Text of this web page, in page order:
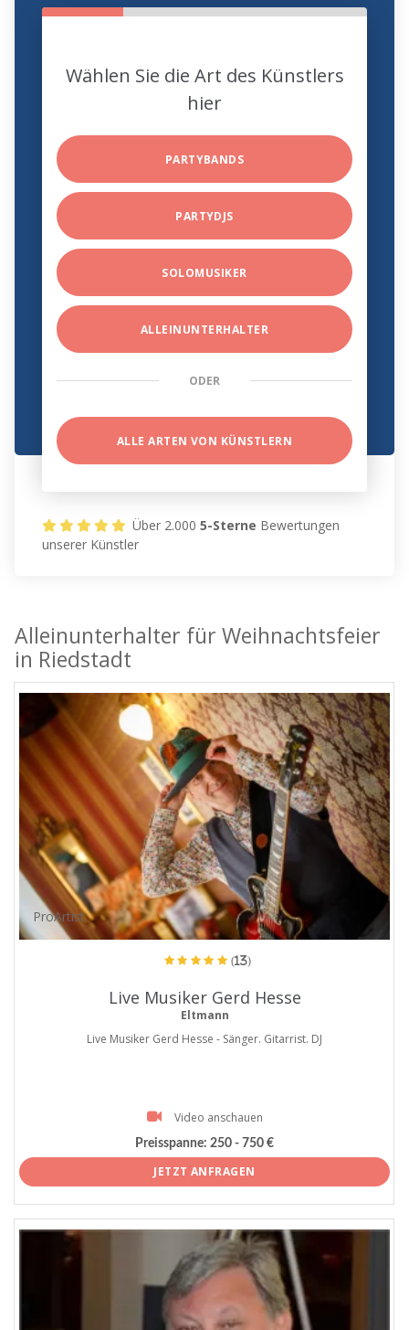
Wählen Sie die Art des Künstlers
hier
PARTYBANDS
PARTYDJS
SOLOMUSIKER
ALLEINUNTERHALTER
ODER
ALLE ARTEN VON KÜNSTLERN
Über 2.0005-Sterne Bewertungen
unserer Künstler
Alleinunterhalter für Weihnachtsfeier
in Riedstadt
ProArtist
(13)
Live Musiker Gerd Hesse
Eltmann
Live Musiker Gerd Hesse - Sänger. Gitarrist. DJ
Video anschauen
Preisspanne: 250 - 750 €
JETZT ANFRAGEN